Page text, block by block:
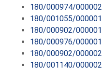
180/000974/000002
180/001055/000001
180/000902/000001
180/000976/000001
180/000902/000002
180/001140/000002